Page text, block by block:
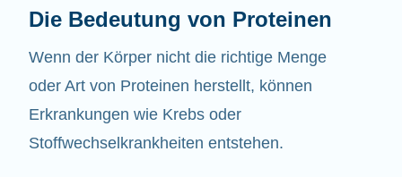
Die Bedeutung von Proteinen
Wenn der Körper nicht die richtige Menge
oder Art von Proteinen herstellt, können
Erkrankungen wie Krebs oder
Stoffwechselkrankheiten entstehen.